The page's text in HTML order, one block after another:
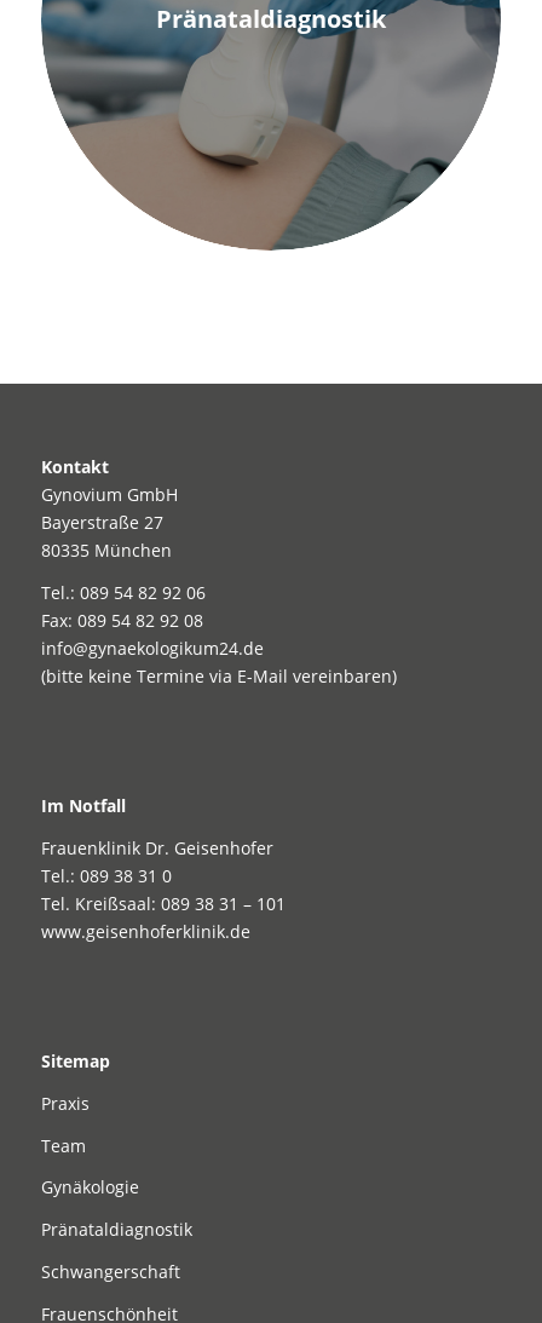
Pränataldiagnostik
Kontakt
Gynovium GmbH
Bayerstraße 27
80335 München
Tel.: 089 54 82 92 06
Fax: 089 54 82 92 08
info@gynaekologikum24.de
(bitte keine Termine via E-Mail vereinbaren)
Im Notfall
Frauenklinik Dr. Geisenhofer
Tel.: 089 38 31 0
Tel. Kreißsaal: 089 38 31 – 101
www.geisenhoferklinik.de
Sitemap
Praxis
Team
Gynäkologie
Pränataldiagnostik
Schwangerschaft
Frauenschönheit